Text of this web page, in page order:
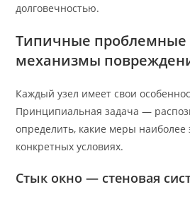
долговечностью.
Типичные проблемные
механизмы
Каждый узел имеет свои
Принципиальная задача —
определить, какие меры
конкретных условиях.
Стык окно — стеновая